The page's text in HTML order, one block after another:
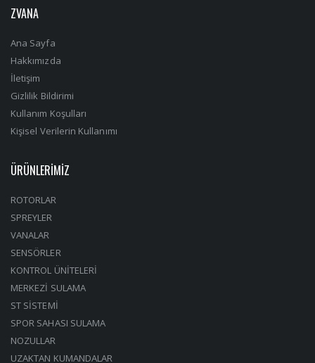
ZVANA
Ana Sayfa
Hakkımızda
İletişim
Gizlilik Bildirimi
Kullanım Koşulları
Kişisel Verilerin Kullanımı
ÜRÜNLERİMİZ
ROTORLAR
SPREYLER
VANALAR
SENSÖRLER
KONTROL ÜNİTELERİ
MERKEZİ SULAMA
ST SİSTEMİ
SPOR SAHASI SULAMA
NOZULLAR
UZAKTAN KUMANDALAR